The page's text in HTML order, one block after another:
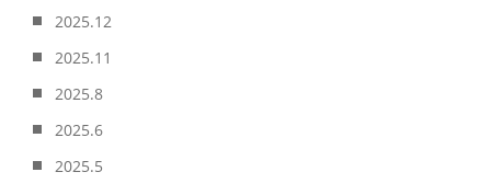
2025.12
2025.11
2025.8
2025.6
2025.5